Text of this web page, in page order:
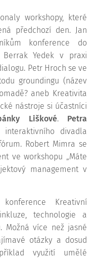
workshopy, které
předchozí den. Jan
konference do
Berrak Yedek v praxi
Petr Hroch se ve
groundingu (název
aneb Kreativita
nástroje si účastníci
Liškové.Petra
divadla
Robert Mimra se
ve workshopu „Máte
management v
Kreativní
technologie a
Možná více než jasné
otázky a dosud
využití umělé